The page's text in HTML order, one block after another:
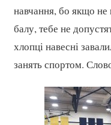
навчання, бо якщо не
балу, тебе не
хлопці навесні
занять спортом.